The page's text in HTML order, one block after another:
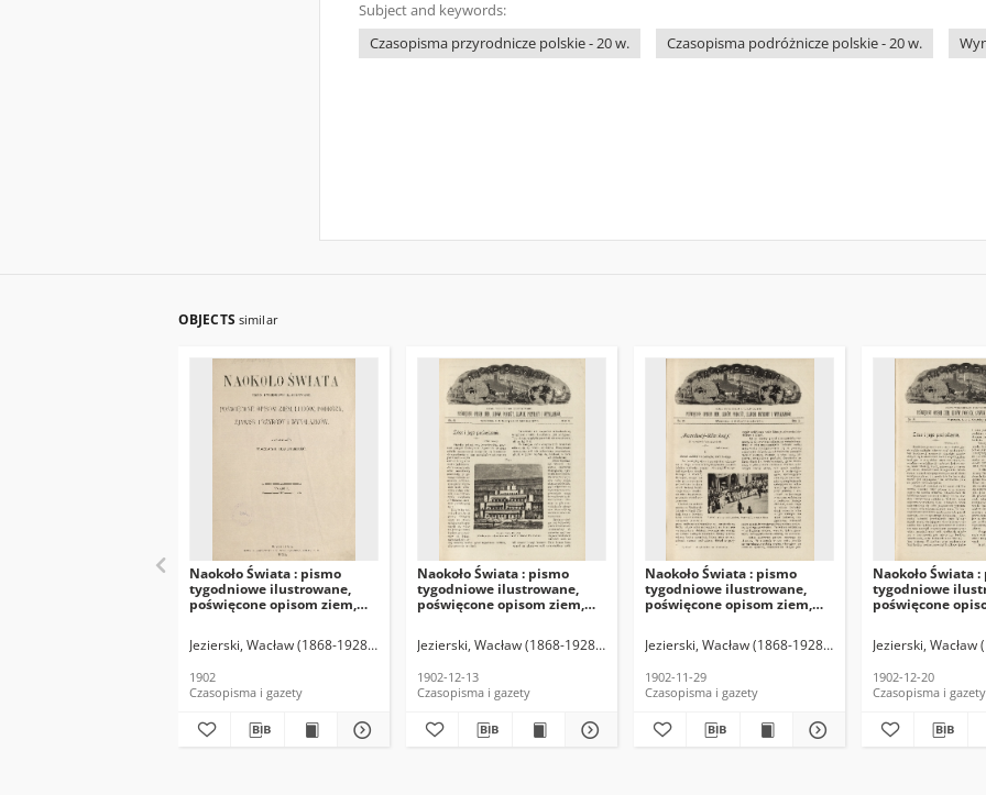
Subject and keywords:
Czasopisma przyrodnicze polskie - 20 w.
Czasopisma podróżnicze polskie - 20 w.
OBJECTS similar
Naokoło Świata : pismo
tygodniowe ilustrowane,
poświęcone opisom ziem,
1902, R. I, [Spis rysunków]
Jezierski, Wacław (1868-1928). Red.
1902
Czasopisma i gazety
Naokoło Świata : pismo
tygodniowe ilustrowane,
poświęcone opisom ziem,
1902, R. I, nr 51
Jezierski, Wacław (1868-1928). Red.
1902-12-13
Czasopisma i gazety
Naokoło Świata : pismo
tygodniowe ilustrowane,
poświęcone opisom ziem,
1902, R. I, nr 49
Jezierski, Wacław (1868-1928). Red.
1902-11-29
Czasopisma i gazety
Naokoło Świata
tygodniowe
poświęcone
1902, R. I, nr 52
Jezierski, Wacław
1902-12-20
Czasopisma i gazety